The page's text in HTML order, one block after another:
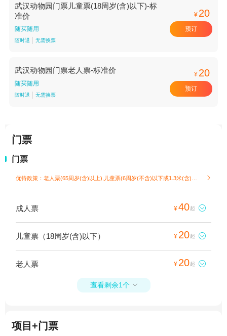
武汉动物园门票儿童票(18周岁(含)以下)-标
准价
随买随用
随时退 无需换票
¥ 20
预订
武汉动物园门票老人票-标准价
随买随用
随时退 无需换票
¥ 20
预订
门票
门票

成人票 ¥40起 
儿童票（18周岁(含)以下） ¥ 20起 
老人票 ¥ 20起 
查看剩余1个 
项目+门票